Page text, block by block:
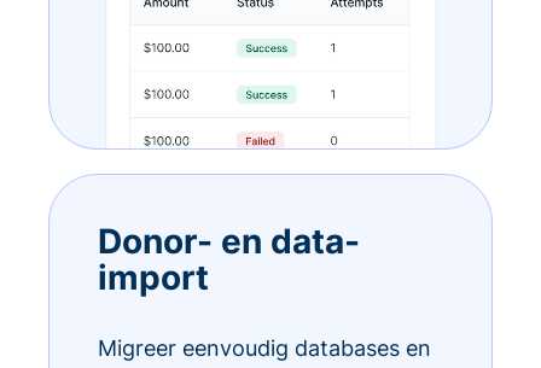
Donor- en data-
import
Migreer eenvoudig databases en